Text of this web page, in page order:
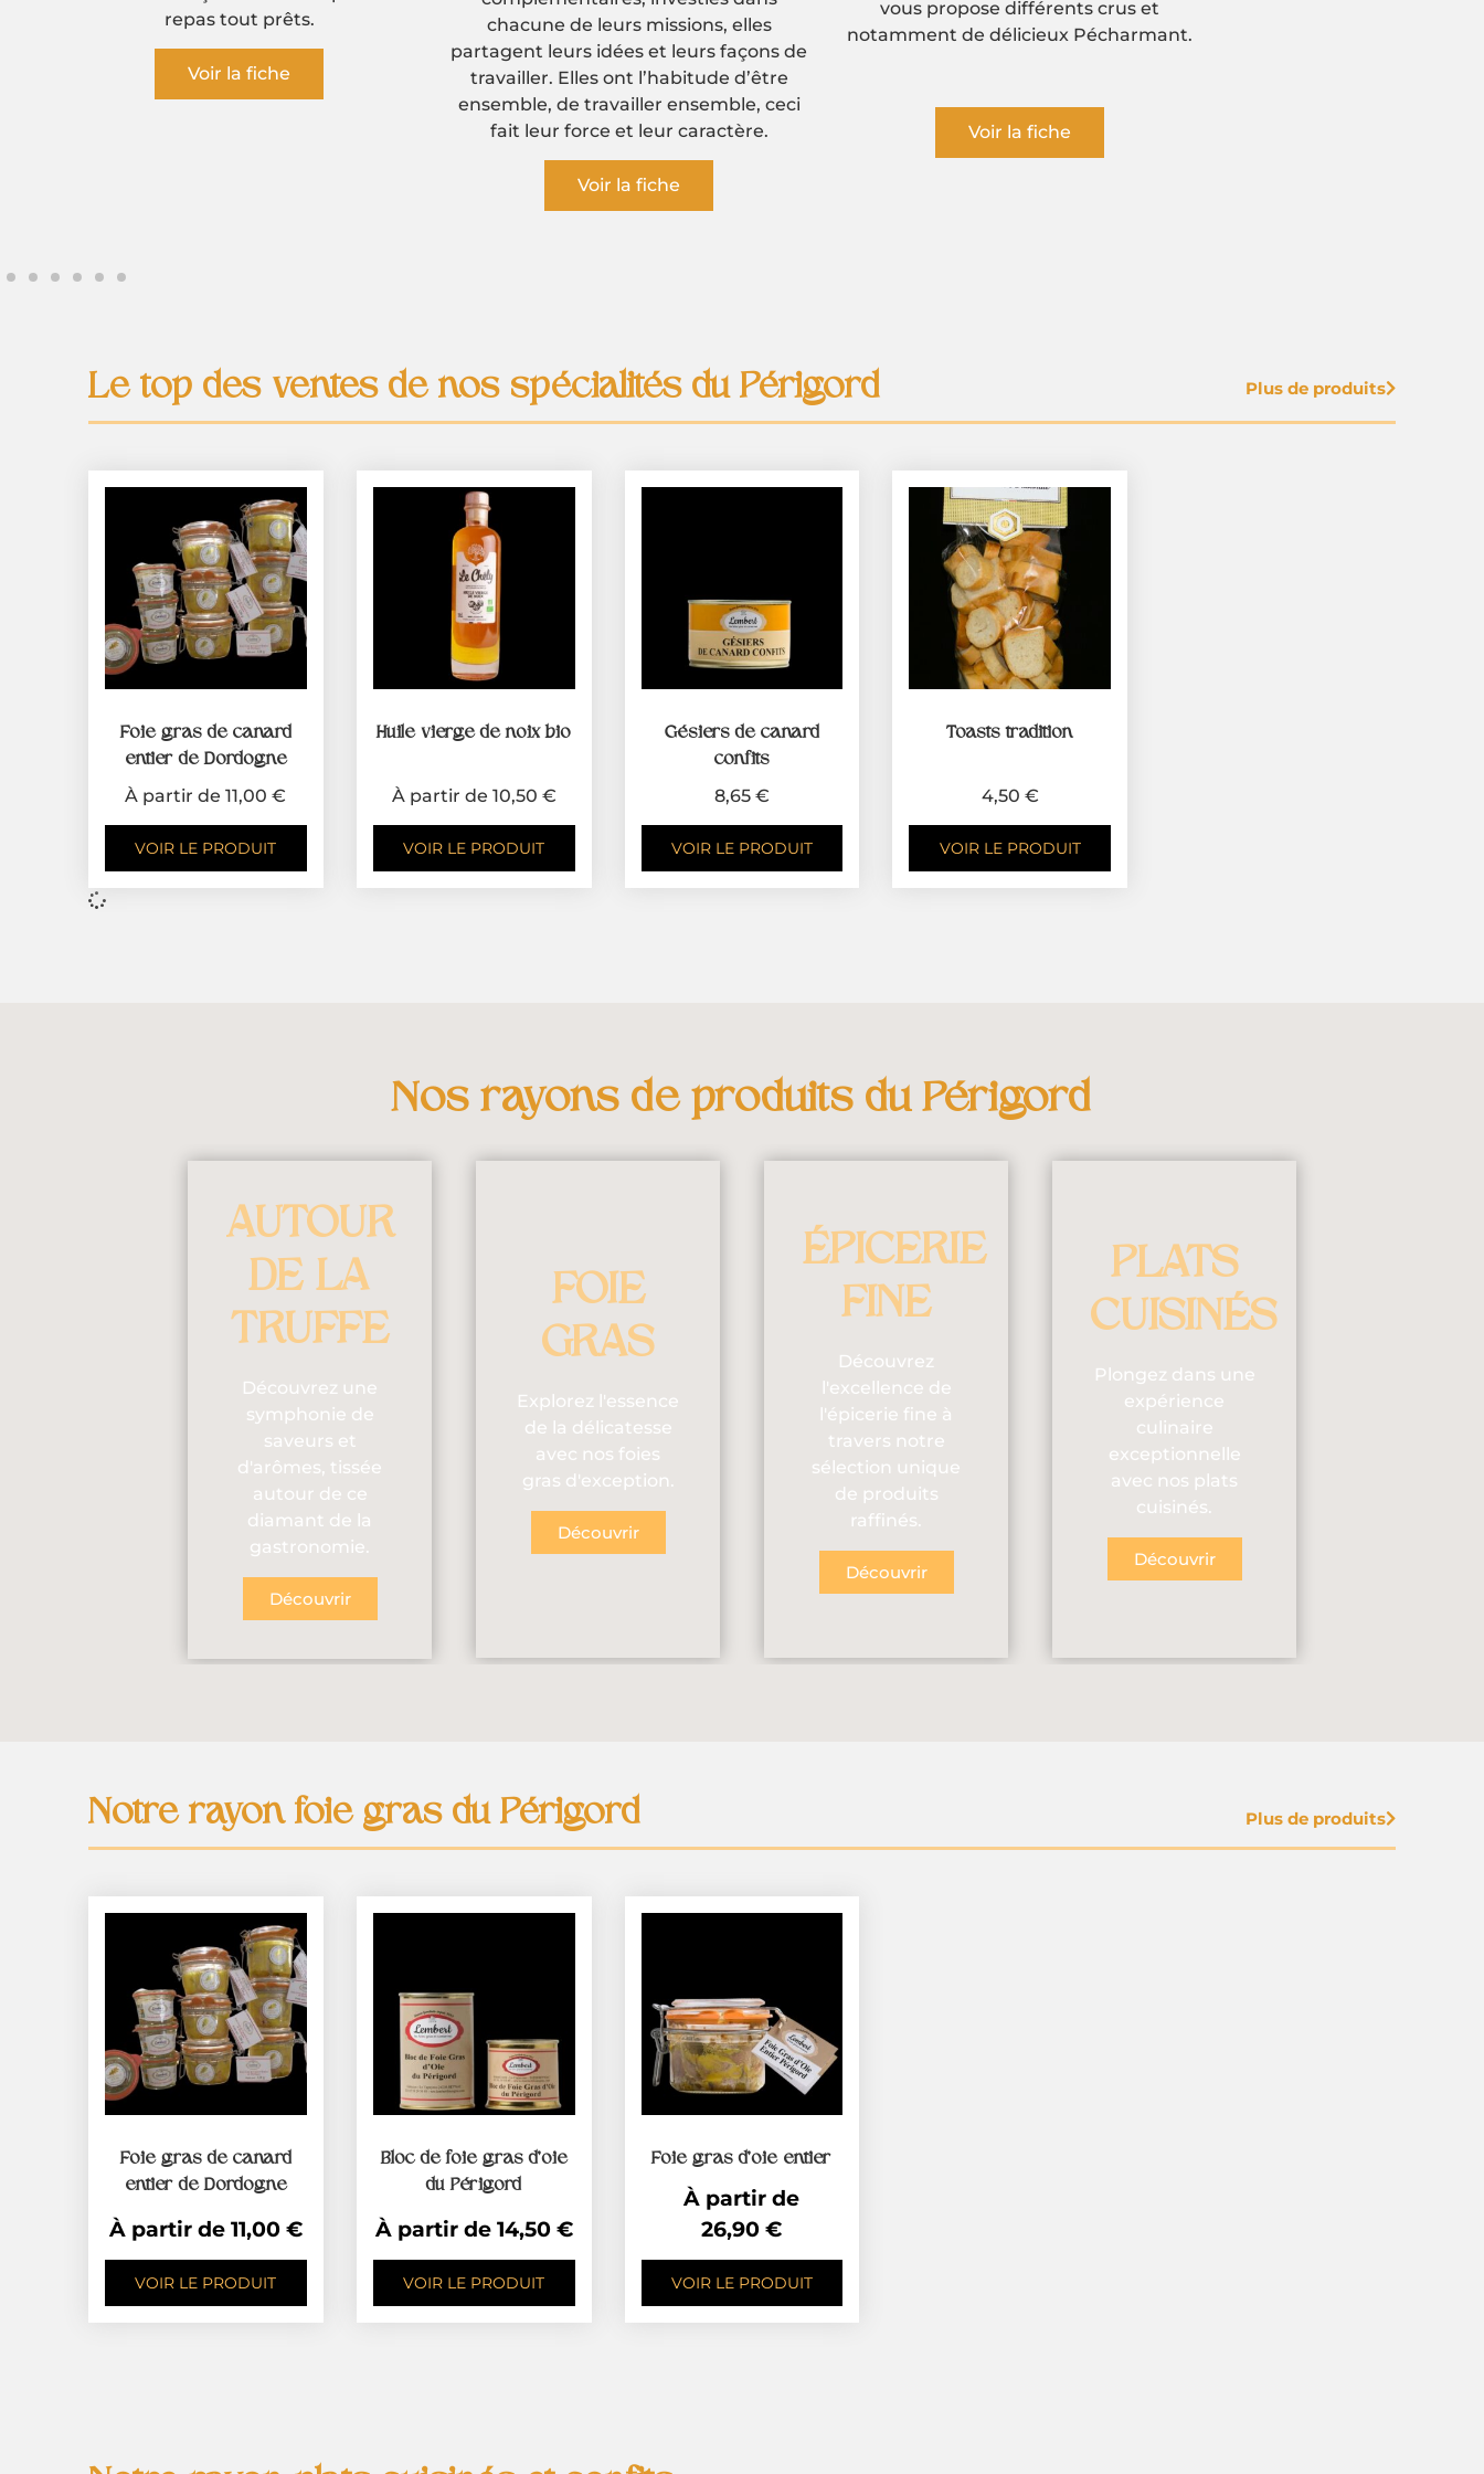
chacune de leurs missions, elles
partagent leurs idées et leurs façons de
travailler. Elles ont l’habitude d’être
ensemble, de travailler ensemble, ceci
vous propose différents crus et
notamment de délicieux Pécharmant.
Voir la fiche
d’énergie, alors ne vous en privez plus !
Le top des ventes de nos spécialités du Périgord Plus de produits
Foie gras de canard
entier de Dordogne
À partir de11,00€
VOIR LE PRODUIT
Huile vierge de noix bio
À partir de 10,50 €
VOIR LE PRODUIT
Gésiers de canard
confits
8,65 €
VOIR LE PRODUIT
Toasts tradition
4,50 €
VOIR LE PRODUIT
Nos rayons de produits du Périgord
AUTOUR
DE LA
TRUFFE
Découvrez une
symphonie de
saveurs et
d'arômes, tissée
autour de ce
diamant de la
gastronomie.
Découvrir
FOIE
GRAS
Explorez l'essence
de la délicatesse
avec nos foies
gras d'exception.
Découvrir
ÉPICERIE
FINE
Découvrez
l'excellence de
l'épicerie fine à
travers notre
sélection unique
de produits
raffinés.
Découvrir
PLATS
CUISINÉS
Plongez dans une
expérience
culinaire
exceptionnelle
avec nos plats
cuisinés.
Découvrir
Notre rayon foie gras du Périgord Plus de produits
Foie gras de canard
entier de Dordogne
À partir de 11,00 €
VOIR LE PRODUIT
Bloc de foie gras d’oie
du Périgord
À partir de 14,50 €
VOIR LE PRODUIT
Foie gras d’oie entier
À partir de
26,90€
VOIR LE PRODUIT